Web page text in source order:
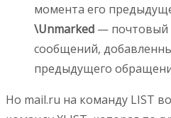
момента его
\Unmarked — почтовый
сообщений,
предыдущего
Но mail.ru на команду LIST